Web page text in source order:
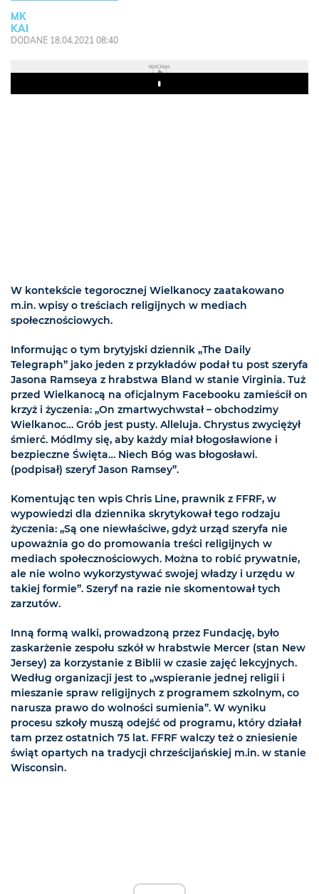
MK
KAI
DODANE 18.04.2021 08:40
REKLAMA
Play
W kontekście tegorocznej Wielkanocy zaatakowano
m.in. wpisy o treściach religijnych w mediach
społecznościowych.
Informując o tym brytyjski dziennik „The Daily
Telegraph” jako jeden z przykładów podał tu post szeryfa
Jasona Ramseya z hrabstwa Bland w stanie Virginia. Tuż
przed Wielkanocą na oficjalnym Facebooku zamieścił on
krzyż i życzenia: „On zmartwychwstał – obchodzimy
Wielkanoc… Grób jest pusty. Alleluja. Chrystus zwyciężył
śmierć. Módlmy się, aby każdy miał błogosławione i
bezpieczne Święta… Niech Bóg was błogosławi.
(podpisał) szeryf Jason Ramsey”.
Komentując ten wpis Chris Line, prawnik z FFRF, w
wypowiedzi dla dziennika skrytykował tego rodzaju
życzenia: „Są one niewłaściwe, gdyż urząd szeryfa nie
upoważnia go do promowania treści religijnych w
mediach społecznościowych. Można to robić prywatnie,
ale nie wolno wykorzystywać swojej władzy i urzędu w
takiej formie”. Szeryf na razie nie skomentował tych
zarzutów.
Inną formą walki, prowadzoną przez Fundację, było
zaskarżenie zespołu szkół w hrabstwie Mercer (stan New
Jersey) za korzystanie z Biblii w czasie zajęć lekcyjnych.
Według organizacji jest to „wspieranie jednej religii i
mieszanie spraw religijnych z programem szkolnym, co
narusza prawo do wolności sumienia”. W wyniku
procesu szkoły muszą odejść od programu, który działał
tam przez ostatnich 75 lat. FFRF walczy też o zniesienie
świąt opartych na tradycji chrześcijańskiej m.in. w stanie
Wisconsin.